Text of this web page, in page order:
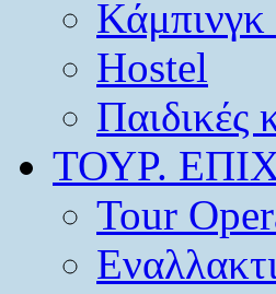
Κάμπινγκ
Hostel
Παιδικές
ΤΟΥΡ.
Tour